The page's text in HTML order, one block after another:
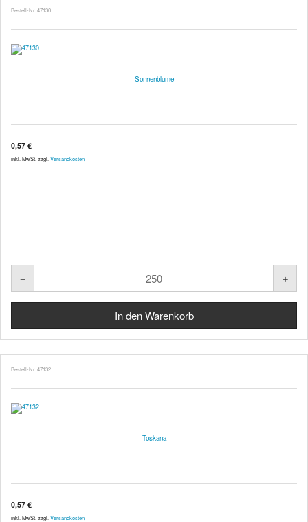
Bestell-Nr. 47130
Sonnenblume
0,57 €
inkl. MwSt. zzgl. Versandkosten
Bestell-Nr. 47132
Toskana
0,57 €
inkl. MwSt. zzgl. Versandkosten